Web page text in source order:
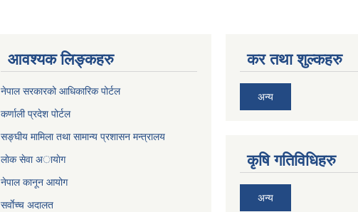
आवश्यक लिङ्कहरु
नेपाल सरकारको आधिकारिक पोर्टल
कर्णाली प्रदेश पोर्टल
सङ्घीय मामिला तथा सामान्य प्रशासन मन्त्रालय
लाेक सेवा अायाेग
नेपाल कानून आयोग
सर्वाेच्च अदालत
कर तथा शुल्कहरु
अन्य
कृषि गतिविधिहरु
अन्य